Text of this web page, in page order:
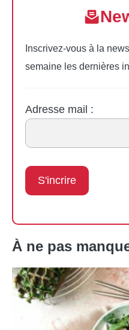
Inscrivez-vous à la
semaine les dernières
Adresse mail :
À ne pas